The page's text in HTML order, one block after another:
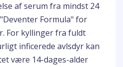
af serum fra mindst 24
Formula" for
For kyllinger fra fuldt
inficerede avlsdyr kan
være 14-dages-alder